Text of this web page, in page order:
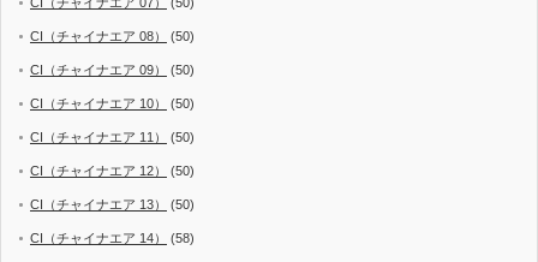
CI（チャイナエア 08） (50)
CI（チャイナエア 09） (50)
CI（チャイナエア 10） (50)
CI（チャイナエア 11） (50)
CI（チャイナエア 12） (50)
CI（チャイナエア 13） (50)
CI（チャイナエア 14） (58)